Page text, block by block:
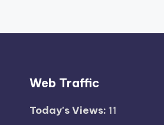
Web Traffic
Today's Views: 11